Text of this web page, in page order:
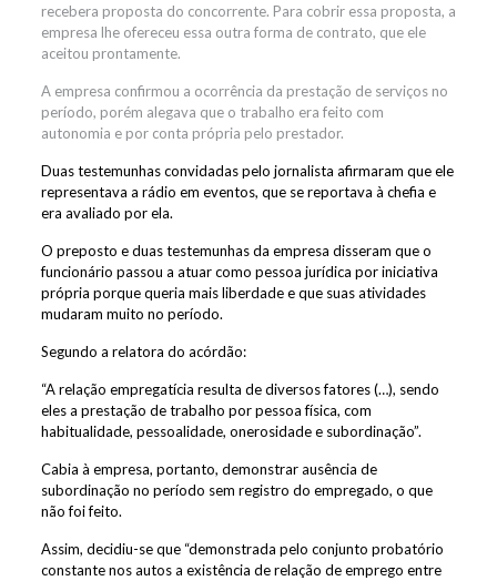
recebera proposta do concorrente. Para cobrir essa proposta, a
empresa lhe ofereceu essa outra forma de contrato, que ele
aceitou prontamente.
A empresa confirmou a ocorrência da prestação de serviços no
período, porém alegava que o trabalho era feito com
autonomia e por conta própria pelo prestador.
Duas testemunhas convidadas pelo jornalista afirmaram que ele
representava a rádio em eventos, que se reportava à chefia e
era avaliado por ela.
O preposto e duas testemunhas da empresa disseram que o
funcionário passou a atuar como pessoa jurídica por iniciativa
própria porque queria mais liberdadeeque suas atividades
mudaram muito no período.
Segundo a relatora do acórdão:
“Arelação empregatícia resulta de diversos fatores (…), sendo
eles a prestação de trabalho por pessoa física, com
habitualidade, pessoalidade, onerosidade e subordinação”.
Cabia à empresa, portanto, demonstrar ausência de
subordinação no período sem registro do empregado, o que
não foi feito.
Assim, decidiu-se que “demonstrada pelo conjunto probatório
constante nos autos a existência de relação de emprego entre